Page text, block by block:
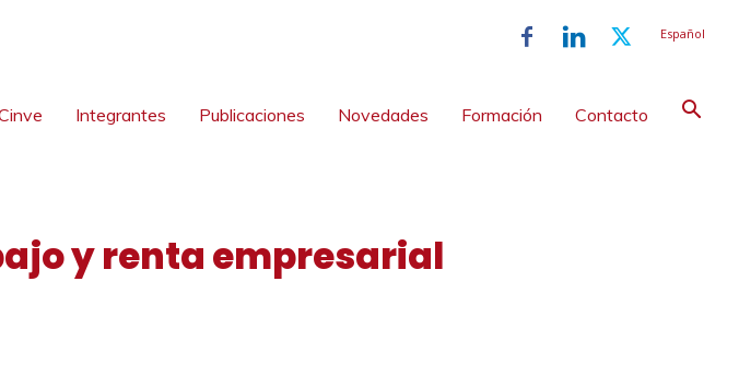
Español
Integrantes Publicaciones Novedades Formación Contacto
y renta empresarial